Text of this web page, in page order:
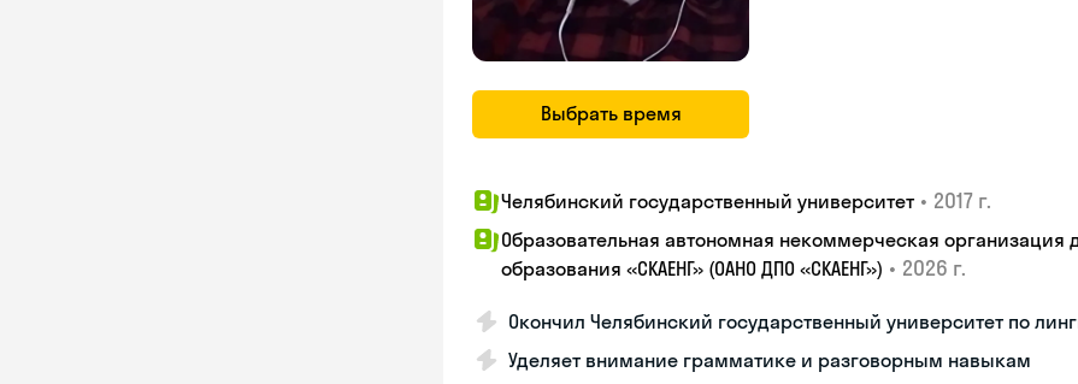
Выбрать время
Челябинский государственный университет • 2017 г.
Образовательная автономная некоммерческая организация
образования «СКАЕНГ» (ОАНО ДПО «СКАЕНГ») • 2026 г.
Окончил Челябинский государственный университет по
Уделяет внимание грамматике и разговорным навыкам